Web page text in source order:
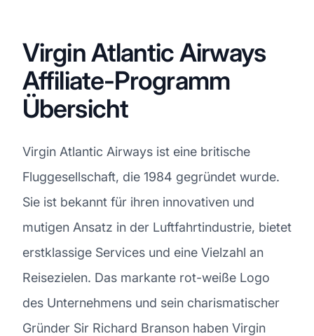
Virgin Atlantic Airways
Affiliate-Programm
Übersicht
Virgin Atlantic Airways ist eine britische
Fluggesellschaft, die 1984 gegründet wurde.
Sie ist bekannt für ihren innovativen und
mutigen Ansatz in der Luftfahrtindustrie, bietet
erstklassige Services und eine Vielzahl an
Reisezielen. Das markante rot-weiße Logo
des Unternehmens und sein charismatischer
Gründer Sir Richard Branson haben Virgin